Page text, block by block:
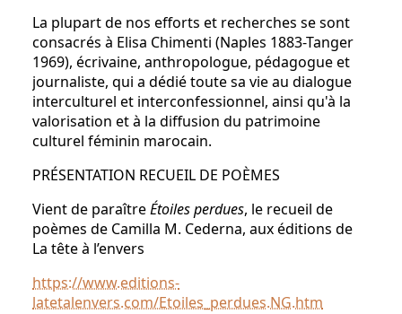
La plupart de nos efforts et recherches se sont
consacrés à Elisa Chimenti (Naples 1883-Tanger
1969), écrivaine, anthropologue, pédagogue et
journaliste, qui a dédié toute sa vie au dialogue
interculturel et interconfessionnel, ainsi qu'à la
valorisation et à la diffusion du patrimoine
culturel féminin marocain.
PRÉSENTATION RECUEIL DE POÈMES
Vient de paraîtreÉtoiles perdues, le recueil de
poèmes de Camilla M. Cederna, aux éditions de
La tête à l’envers
https://www.editions-
latetalenvers.com/Etoiles_perdues.NG.htm